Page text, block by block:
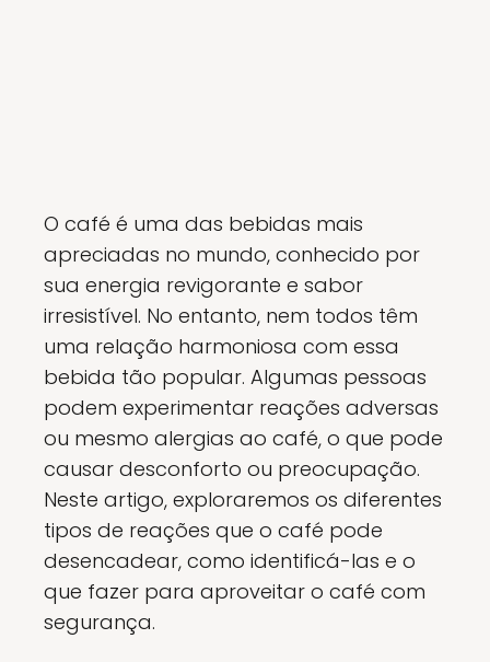
O café é uma das bebidas mais
apreciadas no mundo, conhecido por
sua energia revigorante e sabor
irresistível. No entanto, nem todos têm
uma relação harmoniosa com essa
bebida tão popular. Algumas pessoas
podem experimentar reações adversas
ou mesmo alergias ao café, o que pode
causar desconforto ou preocupação.
Neste artigo, exploraremos os diferentes
tipos de reações que o café pode
desencadear, como identificá-las e o
que fazer para aproveitar o café com
segurança.